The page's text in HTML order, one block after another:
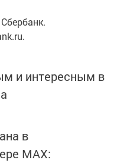
и интересным в
в
MАХ: